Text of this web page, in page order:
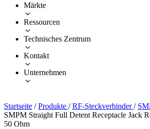
Märkte
Ressourcen
Technisches Zentrum
Kontakt
Unternehmen
Startseite / Produkte / RF-Steckverbinder/
SMPM Straight Full Detent Receptacle Jack
50 Ohm